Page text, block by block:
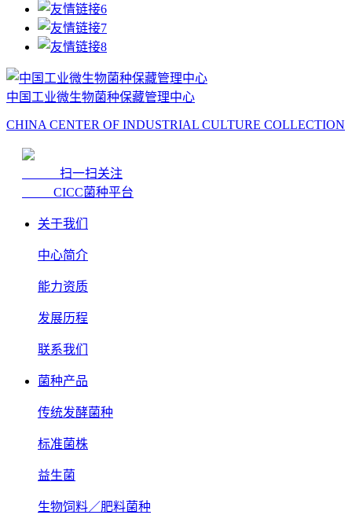
中国工业微生物菌种保藏管理中心
CHINA CENTER OF INDUSTRIAL CULTURE COLLECTION
扫一扫关注
CICC菌种平台
关于我们
中心简介
能力资质
发展历程
联系我们
菌种产品
传统发酵菌种
标准菌株
益生菌
生物饲料／肥料菌种